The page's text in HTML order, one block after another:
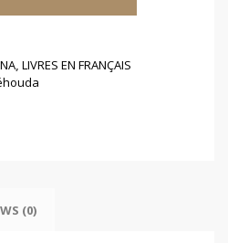
, LIVRES EN FRANÇAIS
(0)